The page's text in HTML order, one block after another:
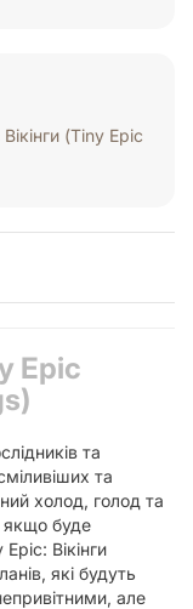
(Tiny Epic
Epic
та
та
холод, голод та
якщо буде
Вікінги
які будуть
але